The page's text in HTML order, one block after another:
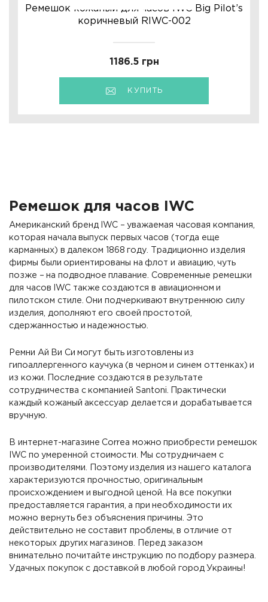
Ремешок кожаный для часов IWC Big Pilot’s
коричневый RIWC-002
1186.5 грн
КУПИТЬ
Ремешок для часов IWC
Американский бренд IWC – уважаемая часовая компания,
которая начала выпуск первых часов (тогда еще
карманных) в далеком 1868 году. Традиционно изделия
фирмы были ориентированы на флот и авиацию, чуть
позже – на подводное плавание. Современные ремешки
для часов IWC также создаются в авиационном и
пилотском стиле. Они подчеркивают внутреннюю силу
изделия, дополняют его своей простотой,
сдержанностью и надежностью.
Ремни Ай Ви Си могут быть изготовлены из
гипоаллергенного каучука (в черном и синем оттенках) и
из кожи. Последние создаются в результате
сотрудничества с компанией Santoni. Практически
каждый кожаный аксессуар делается и дорабатывается
вручную.
В интернет-магазине Correa можно приобрести ремешок
IWC по умеренной стоимости. Мы сотрудничаем с
производителями. Поэтому изделия из нашего каталога
характеризуются прочностью, оригинальным
происхождением и выгодной ценой. На все покупки
предоставляется гарантия, а при необходимости их
можно вернуть без объяснения причины. Это
действительно не составит проблемы, в отличие от
некоторых других магазинов. Перед заказом
внимательно почитайте инструкцию по подбору размера.
Удачных покупок с доставкой в любой город Украины!